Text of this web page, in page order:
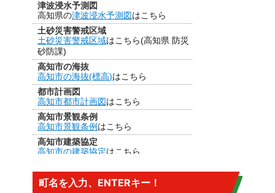
津波浸水予測図
高知県の津波浸水予測図はこちら
土砂災害警戒区域
土砂災害警戒区域はこちら(高知県 防災
砂防課)
高知市の海抜
高知市の海抜(標高)はこちら
都市計画図
高知市都市計画図はこちら
高知市景観条例
高知市景観条例 はこちら
高知市建築協定
高知市の建築協定はこちら
高知市の建法22条区域
はこちら・・・
カヤ葺き、ログハウスはダメ
町名を入力、ENTERキー！